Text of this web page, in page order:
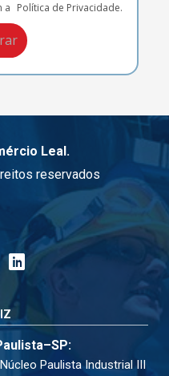
a Política de Privacidade.
Leal.
reservados
Paulista Industrial III